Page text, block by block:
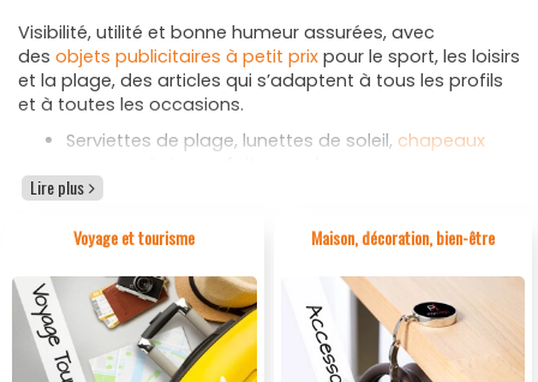
Visibilité, utilité et bonne humeur assurées, avec
des objets publicitaires à petit prix pour le sport, les loisirs
et la plage, des articles qui s’adaptent à tous les profils
et à toutes les occasions.
Serviettes de plage, lunettes de soleil, chapeaux
estivales, ou animations de collectivité.
goodies ludiques et fédérateurs pour les
Gourdes,sacs à dos sport publicitaires, brassards
smartphone, des accessoires utiles.
Tapis de yoga, bracelets fitness, pour encourager
le bien-être et le sport en entreprise ou dans les
Lire plus
Voyage et tourisme Maison, décoration, bien-être